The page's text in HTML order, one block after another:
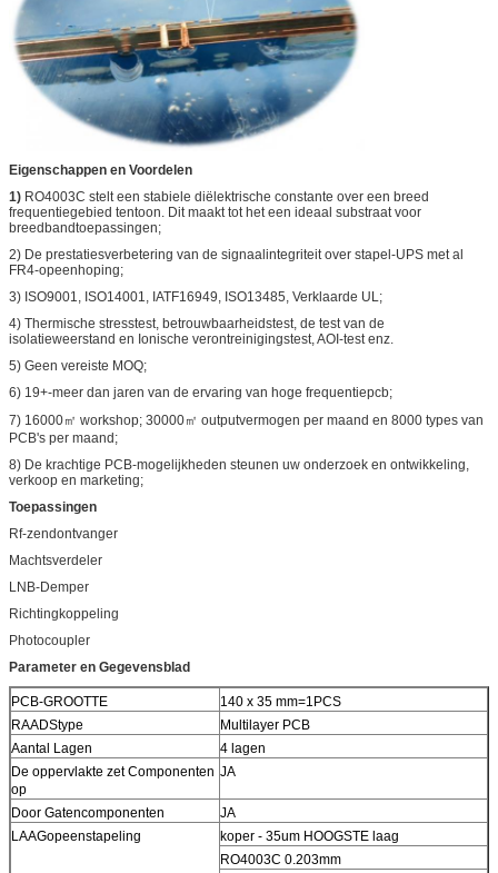
Eigenschappen en Voordelen
1) RO4003C stelt een stabiele diëlektrische constante over een breed
frequentiegebied tentoon. Dit maakt tot het een ideaal substraat voor
breedbandtoepassingen;
2) De prestatiesverbetering van de signaalintegriteit over stapel-UPS met al
FR4-opeenhoping;
3) ISO9001, ISO14001, IATF16949, ISO13485, Verklaarde UL;
4) Thermische stresstest, betrouwbaarheidstest, de test van de
isolatieweerstand en Ionische verontreinigingstest, AOI-test enz.
5) Geen vereiste MOQ;
6) 19+-meer dan jaren van de ervaring van hoge frequentiepcb;
7) 16000㎡ workshop; 30000㎡ outputvermogen per maand en 8000 types van
PCB's per maand;
8) De krachtige PCB-mogelijkheden steunen uw onderzoek en ontwikkeling,
verkoop en marketing;
Toepassingen
Rf-zendontvanger
Machtsverdeler
LNB-Demper
Richtingkoppeling
Photocoupler
Parameter en Gegevensblad
PCB-GROOTTE
140 x 35 mm=1PCS
RAADStype
Multilayer PCB
Aantal Lagen
4 lagen
De oppervlakte zet Componenten
op
JA
Door Gatencomponenten
JA
LAAGopeenstapeling
koper - 35um HOOGSTE laag
RO4003C 0.203mm